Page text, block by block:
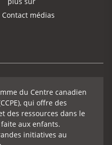
Contact médias
du Centre canadien
qui offre des
des ressources dans le
aux enfants.
initiatives au